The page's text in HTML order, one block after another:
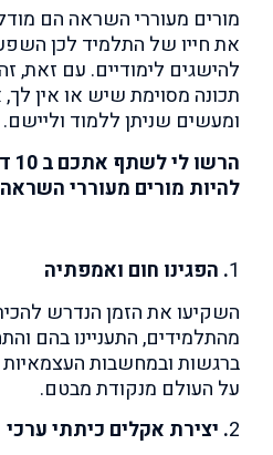
מורים מעוררי השראה הם
את חייו של התלמיד לכן
להישגים לימודיים. עם זאת,
תכונה מסוימת שיש או אין
ומעשים שניתן ללמוד וליישם.
להיות מורים מעוררי
1. הפגינו חום ואמפתיה
השקיעו את הזמן הנדרש
מהתלמידים, התעניינו בהם
ברגשות ובמחשבות
על העולם מנקודת מבטם.
2. יצירת אקלים כיתתי ערכי